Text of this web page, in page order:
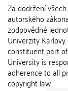
Za dodržení
autorského
zodpovědné
Univerzity
constituent part
University is
adherence to all
copyright law.